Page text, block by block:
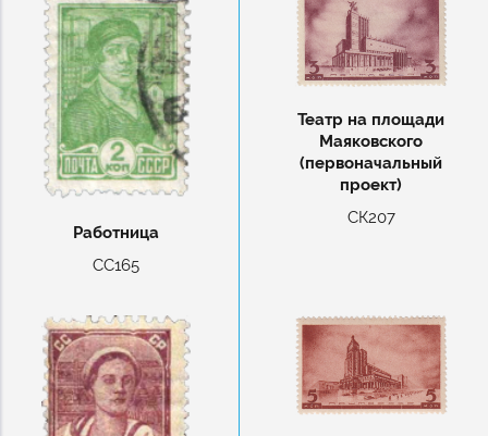
Работница
СС165
Театр на площади
Маяковского
(первоначальный
проект)
СК207